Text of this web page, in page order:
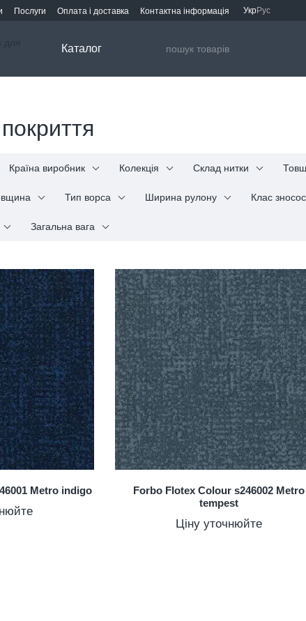
Послуги Оплата і доставка Контактна інформація УкрРус
Каталог
Країна виробник Колекція Склад нитки
Тип ворса Ширина рулону Клас
Загальна вага
Metro indigo
Forbo Flotex Colour s246002 Metro
tempest
Ціну уточнюйте